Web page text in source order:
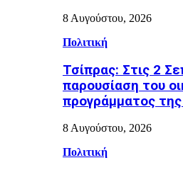
8 Αυγούστου, 2026
Πολιτική
Τσίπρας: Στις 2
παρουσίαση του
προγράμματος
8 Αυγούστου, 2026
Πολιτική